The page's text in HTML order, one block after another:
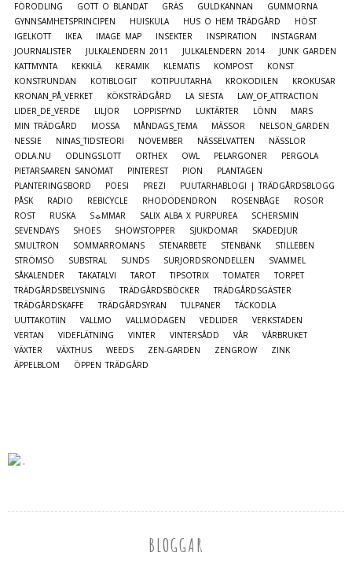
FÖRODLING
GOTT O BLANDAT GRÄS GULDKANNAN
GUMMORNA
GYNNSAMHETSPRINCIPEN
HUISKULA HUS O HEM TRÄDGÅRD
HÖST
IGELKOTT
IKEA IMAGE MAP INSEKTER INSPIRATION
INSTAGRAM
JOURNALISTER
JULKALENDERN 2011 JULKALENDERN 2014
JUNK GARDEN
KATTMYNTA
KEKKILÄ KERAMIK KLEMATIS KOMPOST
KONST
KONSTRUNDAN
KOTIBLOGIT KOTIPUUTARHA KROKODILEN
KROKUSAR
KRONAN_PÅ_VERKET
KÖKSTRÄDGÅRD LA SIESTA
LAW_OF_ATTRACTION
LIDER_DE_VERDE
LILJOR LOPPISFYND LUKTÄRTER LÖNN
MARS
MIN TRÄDGÅRD
MOSSA MÅNDAGS_TEMA MÄSSOR
NELSON_GARDEN
NESSIE
NINAS_TIDSTEORI NOVEMBER NÄSSELVATTEN
NÄSSLOR
ODLA.NU
ODLINGSLOTT ORTHEX OWL PELARGONER
PERGOLA
PIETARSAAREN SANOMAT
PINTEREST PION
PLANTAGEN
PLANTERINGSBORD
POESI PREZI
PUUTARHABLOGI | TRÄDGÅRDSBLOGG
PÅSK
RADIO REBICYCLE RHODODENDRON ROSENBÅGE
ROSOR
ROST
RUSKA S☼MMAR SALIX ALBA X PURPUREA
SCHERSMIN
SEVENDAYS
SHOES SHOWSTOPPER SJUKDOMAR
SKADEDJUR
SMULTRON
SOMMARROMANS STENARBETE STENBÄNK
STILLEBEN
STRÖMSÖ
SUBSTRAL SUNDS SURJORDSRONDELLEN
SVAMMEL
SÅKALENDER
TAKATALVI TAROT TIPSOTRIX TOMATER
TORPET
TRÄDGÅRDSBELYSNING
TRÄDGÅRDSBÖCKER
TRÄDGÅRDSGÄSTER
TRÄDGÅRDSKAFFE
TRÄDGÅRDSYRAN TULPANER
TÄCKODLA
UUTTAKOTIIN
VALLMO VALLMODAGEN VEDLIDER
VERKSTADEN
VERTAN
VIDEFLÄTNING VINTER VINTERSÅDD VÅR
VÅRBRUKET
VÄXTER
VÄXTHUS WEEDS ZEN-GARDEN ZENGROW
ZINK
ÄPPELBLOM
ÖPPEN TRÄDGÅRD
BLOGGAR